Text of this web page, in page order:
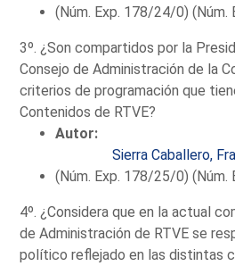
(Núm. Exp. 178/24/0)
3º. ¿Son compartidos por la
Consejo de Administración de la
criterios de programación que
Contenidos de RTVE?
Autor:
Sierra Caballero,
(Núm. Exp. 178/25/0)
4º. ¿Considera que en la actual
de Administración de RTVE se
político reflejado en las distintas